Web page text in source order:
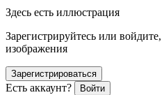
Здесь есть иллюстрация
Зарегистрируйтесь или
изображения
Зарегистрироваться
Есть аккаунт? Войти